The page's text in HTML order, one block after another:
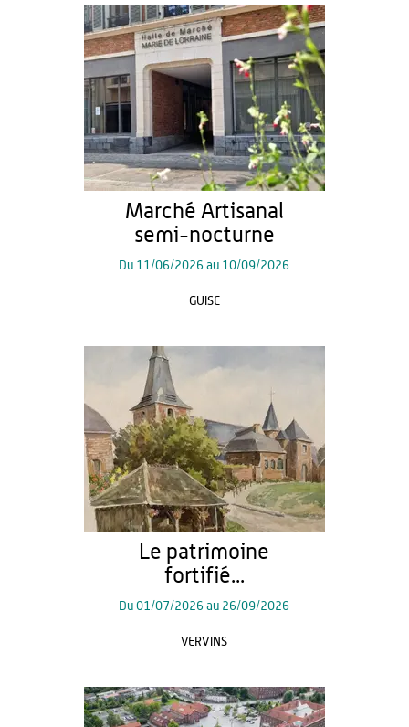
Marché Artisanal
semi-nocturne
Du 11/06/2026 au 10/09/2026
GUISE
Le patrimoine
fortifié...
Du01/07/2026 au 26/09/2026
VERVINS